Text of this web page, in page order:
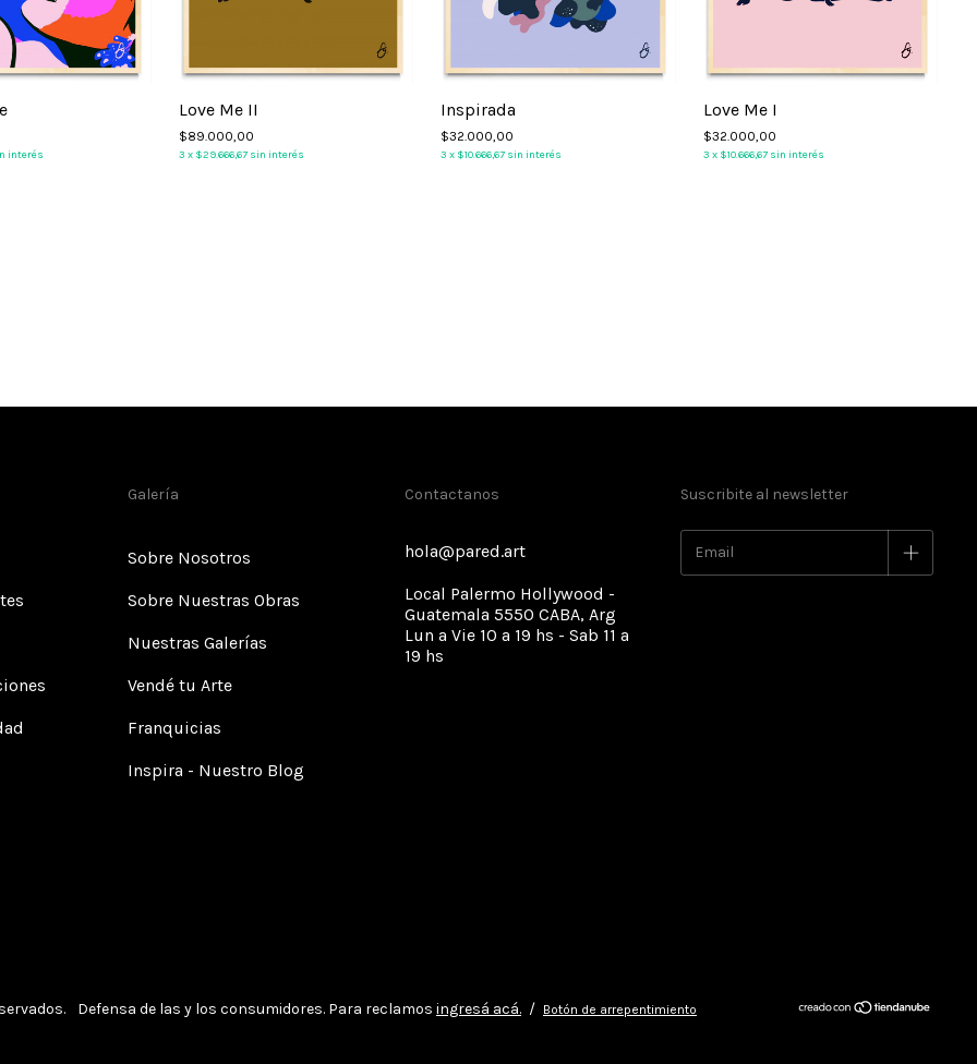
interés
Love Me II
$89.000,00
3 x $29.666,67 sin interés
Inspirada
$32.000,00
3 x $10.666,67 sin interés
Love Me I
$32.000,00
3 x $10.666,67 sin interés
Galería
Sobre Nosotros
Sobre Nuestras Obras
Nuestras Galerías
Vendé tu Arte
Franquicias
Inspira - Nuestro Blog
Contactanos
hola@pared.art
Local Palermo Hollywood -
Guatemala 5550 CABA, Arg
Lun a Vie 10 a 19 hs - Sab 11 a
19 hs
Suscribite al newsletter
Defensa de las y los consumidores. Para reclamos ingresá acá. / Botón de arrepentimiento